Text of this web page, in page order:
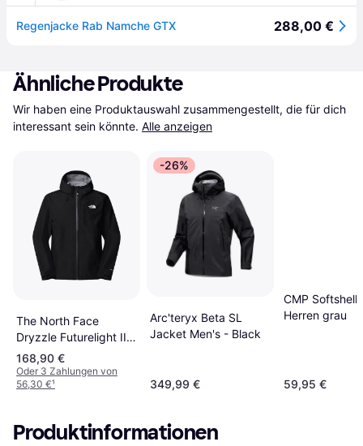
Regenjacke Rab Namche GTX 288,00 €
Ähnliche Produkte
Wir haben eine Produktauswahl zusammengestellt, die für dich
interessant sein könnte. Alle anzeigen
The North Face
Dryzzle Futurelight II
Jacket - TNF Black
168,90 €
Oder 3 Zahlungen von
56,30 €¹
-26%
Arc'teryx Beta SL
Jacket Men's - Black
349,99 €
CMP
Herren grau
59,95 €
Produktinformationen